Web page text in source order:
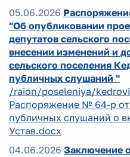
05.06.2026
"Об опубликовании
депутатов сельского
внесении изменений и
сельского поселения
публичных слушаний "
/raion/poseleniya/
Распоряжение № 64-р
публичных слушаний о
Устав.docx
04.06.2026 Заключение